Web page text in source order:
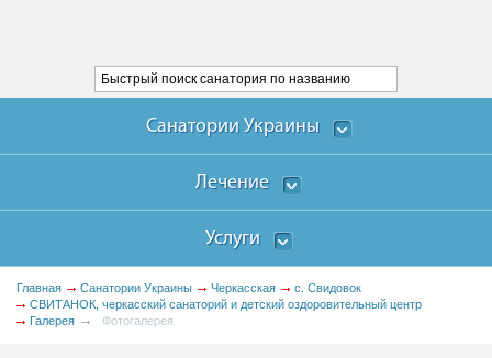
Санатории Украины
Лечение
Услуги
Главная Санатории Украины Черкасская
с. Свидовок
СВИТАНОК, черкасский санаторий и детский оздоровительный центр
Галерея
Фотогалерея